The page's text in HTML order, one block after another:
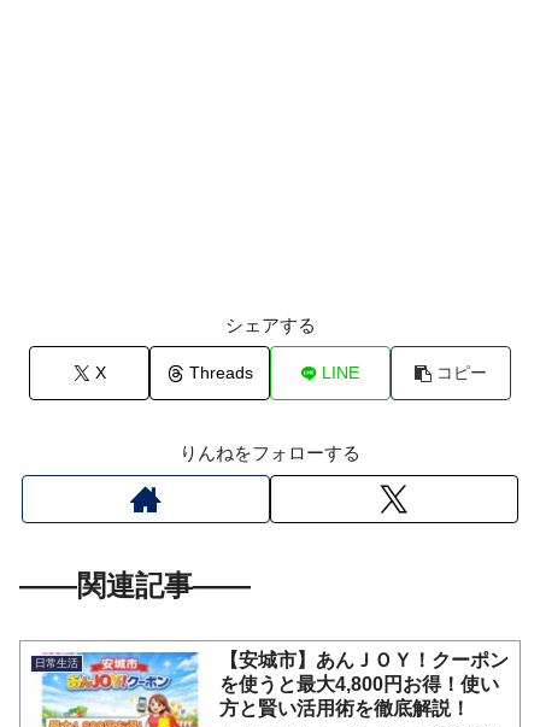
シェアする
X Threads LINE コピー
りんねをフォローする
――関連記事――
日常生活
【安城市】あんＪＯＹ！クーポン
を使うと最大4,800円お得！使い
方と賢い活用術を徹底解説！